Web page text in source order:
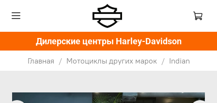
Дилерские центры Harley-Davidson
Главная Мотоциклы других марок Indian